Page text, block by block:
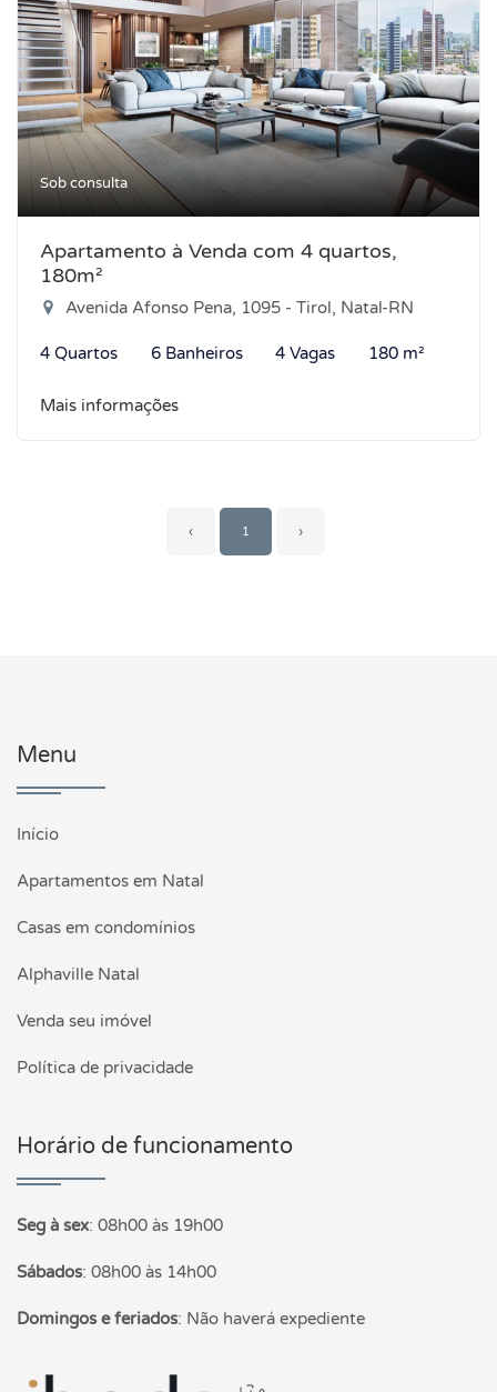
Sob consulta
Apartamento à Venda com 4 quartos,
180m²
Avenida Afonso Pena, 1095 - Tirol, Natal-RN
4 Quartos 6 Banheiros 4 Vagas 180 m²
Mais informações
‹ 1 ›
Menu
Início
Apartamentos em Natal
Casas em condomínios
Alphaville Natal
Venda seu imóvel
Política de privacidade
Horário de funcionamento
Seg à sex: 08h00 às 19h00
Sábados: 08h00 às 14h00
Domingos e feriados: Não haverá expediente
Página inicial